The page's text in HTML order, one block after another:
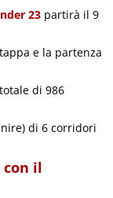
23 partirà il 9
e la partenza
di 986
di 6 corridori
con il